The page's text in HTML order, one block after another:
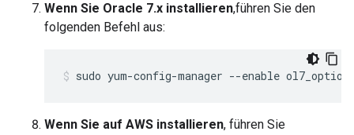
Wenn Sie Oracle 7.x installieren,führen Sie den
folgenden Befehl aus:
sudo yum-config-manager --enable
Wenn Sie auf AWS installieren, führen Sie